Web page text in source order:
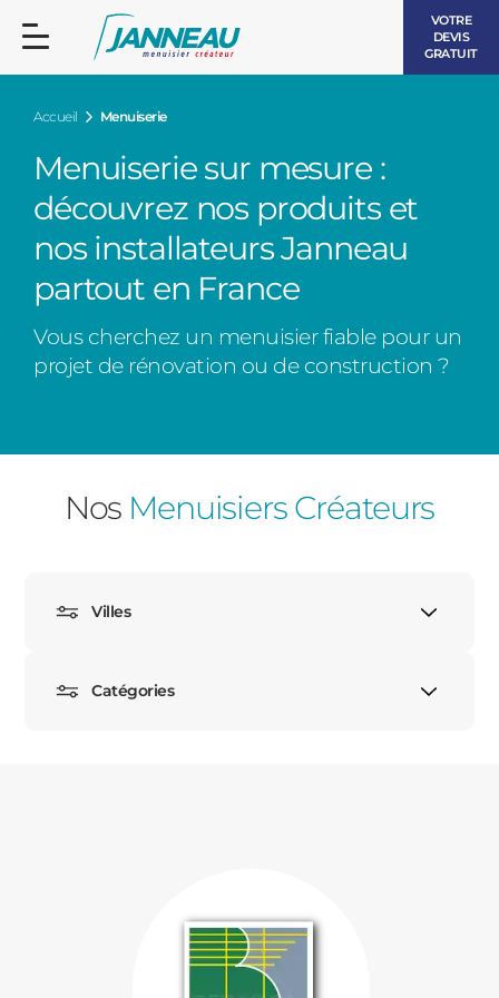
VOTRE
DEVIS
GRATUIT
Accueil Menuiserie
Menuiserie sur mesure :
découvrez nos produits et
nos installateurs Janneau
partout en France
Vous cherchez un menuisier fiable pour un
projet de rénovation ou de construction ?
Nos Menuisiers Créateurs
Villes
Catégories
FENÊTRES ET PORTES-FENÊTRES
BAIES VITRÉES
PORTES D’ENTRÉE
LES CONTEMPORAINES
LES INTEMPORELLES
PORTAILS ET PORTILLONS